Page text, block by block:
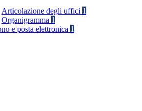
Articolazione degli uffici 1
Organigramma 1
e posta elettronica 1